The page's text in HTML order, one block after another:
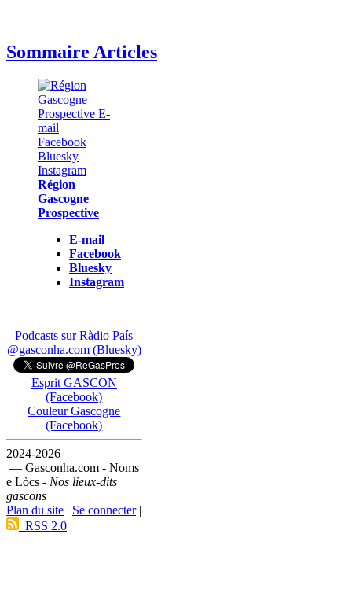
Sommaire Articles
Région
Gascogne
Prospective
E-mail
Facebook
Bluesky
Instagram
Podcasts sur Ràdio País
@gasconha.com (Bluesky)
Esprit GASCON
(Facebook)
Couleur Gascogne
(Facebook)
2024-2026
— Gasconha.com - Noms
e Lòcs - Nos lieux-dits
gascons
Plan du site | Se connecter|
RSS 2.0